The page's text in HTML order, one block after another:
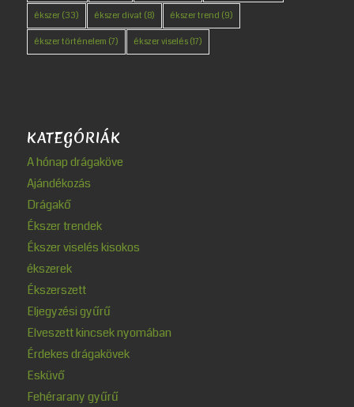
ékszer(33) ékszer divat (8) ékszer trend (9)
ékszer történelem (7) ékszer viselés(17)
KATEGÓRIÁK
A hónap drágaköve
Ajándékozás
Drágakő
Ékszer trendek
Ékszer viselés kisokos
ékszerek
Ékszerszett
Eljegyzési gyűrű
Elveszett kincsek nyomában
Érdekes drágakövek
Esküvő
Fehérarany gyűrű